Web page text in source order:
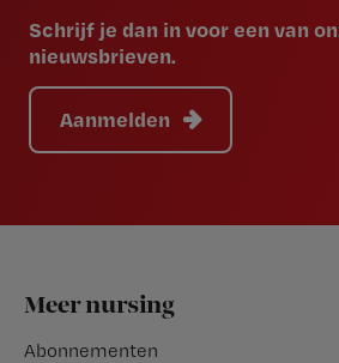
Schrijf je dan in voor een van
nieuwsbrieven.
Aanmelden
Footer
Meer nursing
Abonnementen